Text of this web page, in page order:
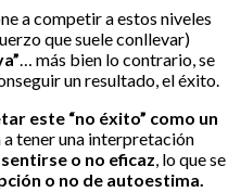
a competir a estos niveles
que suele conllevar)
… más bien lo contrario, se
un resultado, el éxito.
este “no éxito” como un
a tener una interpretación
sentirse o no eficaz, lo que se
o no de autoestima.